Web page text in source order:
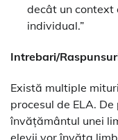
decât un context
individual.”
Intrebari/
Există multiple
procesul de ELA.
învățământul unei